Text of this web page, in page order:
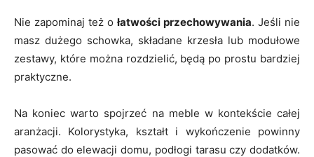
Nie zapominaj też o łatwości przechowywania. Jeśli nie
masz dużego schowka, składane krzesła lub modułowe
zestawy, które można rozdzielić, będą po prostu bardziej
praktyczne.
Na koniec warto spojrzeć na meble w kontekście całej
aranżacji. Kolorystyka, kształt i wykończenie powinny
pasować do elewacji domu, podłogi tarasu czy dodatków.